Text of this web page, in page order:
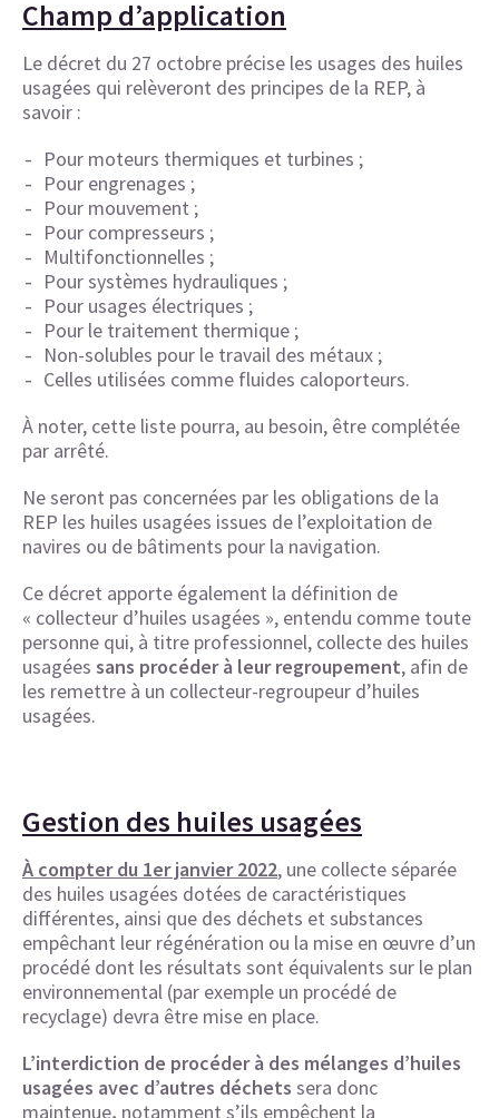
Champ d’application
Le décret du 27 octobre précise les usages des huiles
usagées qui relèveront des principes de la REP, à
savoir :
Pour moteurs thermiques et turbines ;
Pour engrenages ;
Pour mouvement ;
Pour compresseurs ;
Multifonctionnelles ;
Pour systèmes hydrauliques ;
Pour usages électriques ;
Pour le traitement thermique ;
Non-solubles pour le travail des métaux ;
Celles utilisées comme fluides caloporteurs.
À noter, cette liste pourra, au besoin, être complétée
par arrêté.
Ne seront pas concernées par les obligations de la
REP les huiles usagées issues de l’exploitation de
navires ou de bâtiments pour la navigation.
Ce décret apporte également la définition de
« collecteur d’huiles usagées », entendu comme toute
personne qui, à titre professionnel, collecte des huiles
usagées sans procéder à leur regroupement, afin de
les remettre à un collecteur-regroupeur d’huiles
usagées.
Gestion des huiles usagées
À compter du 1er janvier 2022, une collecte séparée
des huiles usagées dotées de caractéristiques
différentes, ainsi que des déchets et substances
empêchant leur régénération ou la mise en œuvre d’un
procédé dont les résultats sont équivalents sur le plan
environnemental (par exemple un procédé de
recyclage) devra être mise en place.
L’interdiction de procéder à des mélanges d’huiles
usagées avec d’autres déchets sera donc
maintenue, notamment s’ils empêchent la